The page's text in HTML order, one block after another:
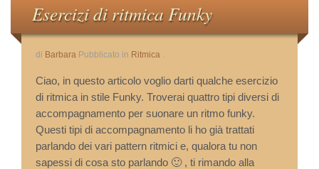
Esercizi di ritmica Funky
di Barbara Pubblicato in Ritmica .
Ciao, in questo articolo voglio darti qualche esercizio
di ritmica in stile Funky. Troverai quattro tipi diversi di
accompagnamento per suonare un ritmo funky.
Questi tipi di accompagnamento li ho già trattati
parlando dei vari pattern ritmici e, qualora tu non
sapessi di cosa sto parlando 🙂 , ti rimando alla